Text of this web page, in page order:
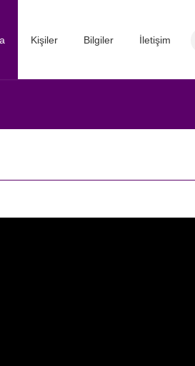
Kişiler Bilgiler İletişim